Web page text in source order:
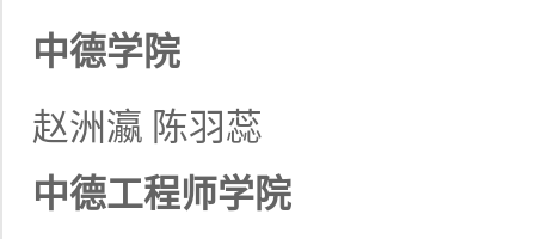
中德学院
赵洲瀛 陈羽蕊
中德工程师学院